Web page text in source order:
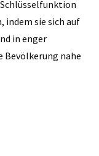
indem sie sich auf
in enger
Bevölkerung nahe